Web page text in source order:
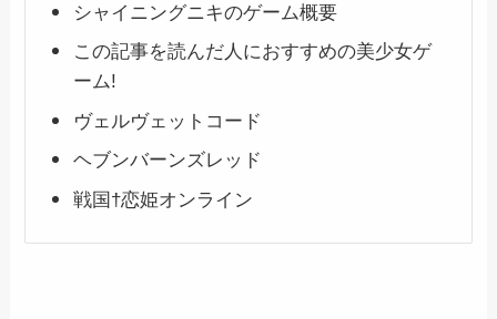
シャイニングニキのゲーム概要
この記事を読んだ人におすすめの美少女ゲ
ーム!
ヴェルヴェットコード
ヘブンバーンズレッド
戦国†恋姫オンライン